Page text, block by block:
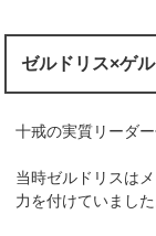
ゼルドリス×ゲ
十戒の実質リーダ
当時ゼルドリスは
力を付けていました